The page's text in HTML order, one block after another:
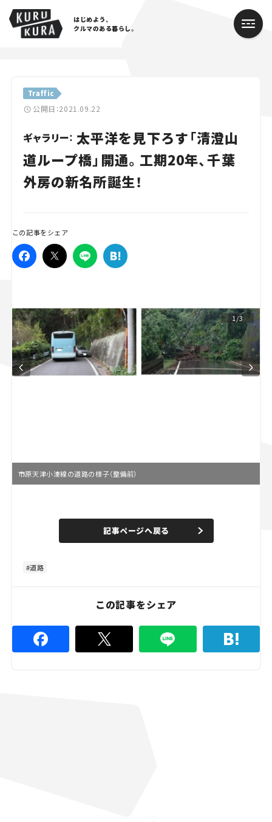
はじめよう、
クルマのある暮らし。
Traffic
公開日：2021.09.22
ギャラリー： 太平洋を見下ろす「清澄山
道ループ橋」開通。工期20年、千葉
外房の新名所誕生！
この記事をシェア
1/3
市原天津小湊線の道路の様子（整備前）
n
e
d
%
記事ページへ戻る
道路
この記事をシェア
Cars
Lifestyle
Traffic
Special
Campaign
人気のハッシュタグ